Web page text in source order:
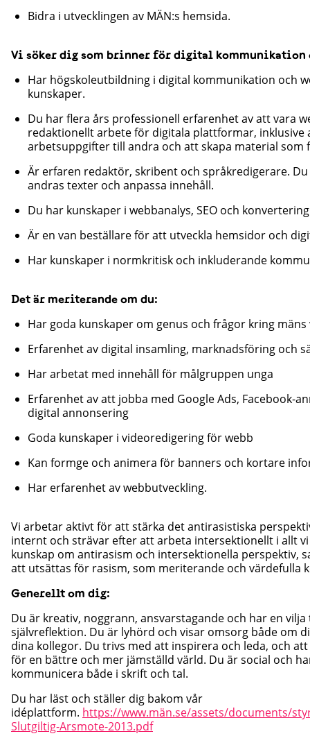
Bidra i utvecklingen av MÄN:s hemsida.
Vi söker dig som brinner för digital kommunikation
Har högskoleutbildning i digital kommunikation och
kunskaper.
Du har flera års professionell erfarenhet av att vara
redaktionellt arbete för digitala plattformar, inklusive
arbetsuppgifter till andra och att skapa material
Är erfaren redaktör, skribent och språkredigerare.
andras texter och anpassa innehåll.
Du har kunskaper i webbanalys, SEO och
Är en van beställare för att utveckla hemsidor och
Har kunskaper i normkritisk och inkluderande
Det är meriterande om du:
Har goda kunskaper om genus och frågor kring mäns
Erfarenhet av digital insamling, marknadsföring och
Har arbetat med innehåll för målgruppen unga
Erfarenhet av att jobba med Google Ads, Facebook-
digital annonsering
Goda kunskaper i videoredigering för webb
Kan formge och animera för banners och kortare
Har erfarenhet av webbutveckling.
Vi arbetar aktivt för att stärka det antirasistiska
internt och strävar efter att arbeta intersektionellt i allt
kunskap om antirasism och intersektionella perspektiv,
att utsättas för rasism, som meriterande och värdefulla
Generellt om dig:
Du är kreativ, noggrann, ansvarstagande och har en
självreflektion. Du är lyhörd och visar omsorg både om
dina kollegor. Du trivs med att inspirera och leda, och
för en bättre och mer jämställd värld. Du är social och
kommunicera både i skrift och tal.
Du har läst och ställer dig bakom vår
idéplattform. https://www.män.se/assets/documents/
Slutgiltig-Arsmote-2013.pdf